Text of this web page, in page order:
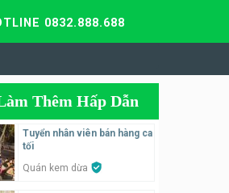
0832.888.688
Thêm Hấp Dẫn
Tuyển nhân viên bán hàng ca
tối
Quán kem dừa